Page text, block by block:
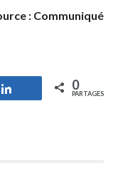
: Communiqué
Partagez 0
PARTAGES